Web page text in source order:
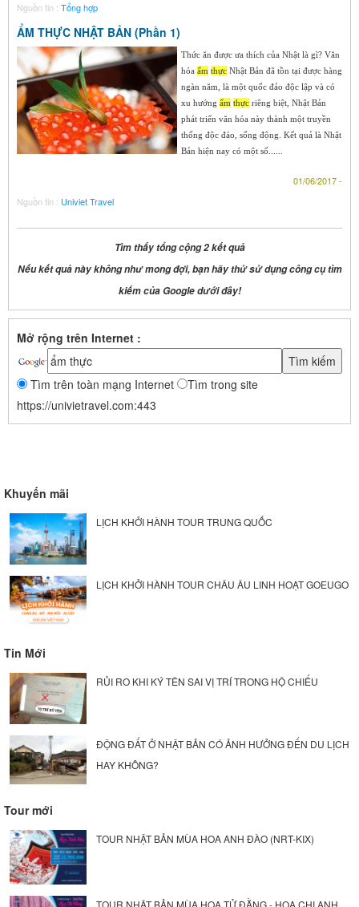
Nguồn tin : Tổng hợp
ẨM THỰC NHẬT BẢN (Phần 1)
Thức ăn được ưa thích của Nhật là gì? Văn
hóa ẩm thực Nhật Bản đã tồn tại được hàng
ngàn năm, là một quốc đảo độc lập và có
xu hướng ẩm thực riêng biệt, Nhật Bản
phát triển văn hóa này thành một truyền
thống độc đáo, sống động. Kết quả là Nhật
Bản hiện nay có một số......
01/06/2017 -
Nguồn tin : Univiet Travel
Tìm thấy tổng cộng 2 kết quả
Nếu kết quả này không như mong đợi, bạn hãy thử sử dụng công cụ tìm
kiếm của Google dưới đây!
Mở rộng trên Internet :
Tìm trên toàn mạng Internet
Tìm trong site
https://univietravel.com:443
Khuyến mãi
LỊCH KHỞI HÀNH TOUR TRUNG QUỐC
LỊCH KHỞI HÀNH TOUR CHÂU ÂU LINH HOẠT GOEUGO
Tin Mới
RỦI RO KHI KÝ TÊN SAI VỊ TRÍ TRONG HỘ CHIẾU
ĐỘNG ĐẤT Ở NHẬT BẢN CÓ ẢNH HƯỞNG ĐẾN DU LỊCH
HAY KHÔNG?
Tour mới
TOUR NHẬT BẢN MÙA HOA ANH ĐÀO (NRT-KIX)
TOUR NHẬT BẢN MÙA HOA TỬ ĐẰNG - HOA CHI ANH